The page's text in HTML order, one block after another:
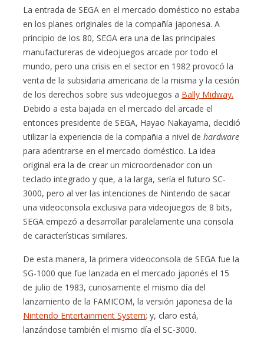
La entrada de SEGA en el mercado doméstico no estaba
en los planes originales de la compañía japonesa. A
principio de los 80, SEGA era una de las principales
manufactureras de videojuegos arcade por todo el
mundo, pero una crisis en el sector en 1982 provocó la
venta de la subsidaria americana de la misma y la cesión
de los derechos sobre sus videojuegos a Bally Midway.
Debido a esta bajada en el mercado del arcade el
entonces presidente de SEGA, Hayao Nakayama, decidió
utilizar la experiencia de la compañia a nivel dehardware
para adentrarse en el mercado doméstico. La idea
original era la de crear un microordenador con un
teclado integrado y que, a la larga, sería el futuro SC-
3000, pero al ver las intenciones de Nintendo de sacar
una videoconsola exclusiva para videojuegos de 8 bits,
SEGA empezó a desarrollar paralelamente una consola
de características similares.
De esta manera, la primera videoconsola de SEGA fue la
SG-1000 que fue lanzada en el mercado japonés el 15
de julio de 1983, curiosamente el mismo día del
lanzamiento de la FAMICOM, la versión japonesa de la
Nintendo Entertainment System; y, claro está,
lanzándose también el mismo día el SC-3000.